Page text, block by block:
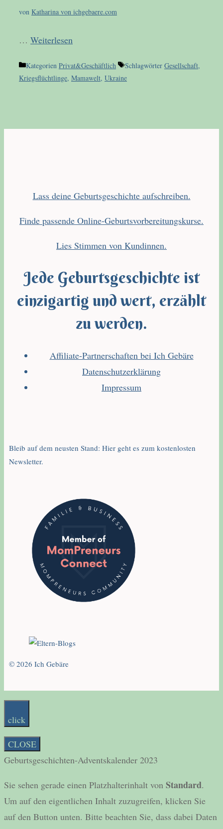
von Katharina von ichgebaere.com
… Weiterlesen
Kategorien Privat&Geschäftlich Schlagwörter Gesellschaft,
Kriegsflüchtlinge, Mamawelt, Ukraine
Lass deine Geburtsgeschichte aufschreiben.
Finde passende Online-Geburtsvorbereitungskurse.
Lies Stimmen von Kundinnen.
Jede Geburtsgeschichte ist
einzigartig und wert, erzählt
zu werden.
Affiliate-Partnerschaften bei Ich Gebäre
Datenschutzerklärung
Impressum
Bleib auf dem neusten Stand: Hier geht es zum kostenlosten
Newsletter.
© 2026 Ich Gebäre
click
CLOSE
Geburtsgeschichten-Adventskalender 2023
Sie sehen gerade einen Platzhalterinhalt von Standard.
Um auf den eigentlichen Inhalt zuzugreifen, klicken Sie
auf den Button unten. Bitte beachten Sie, dass dabei Daten